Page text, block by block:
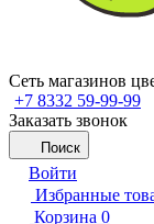
Сеть магазинов
+7 8332 59-99-99
Заказать звонок
Поиск
Войти
Избранные
Корзина 0